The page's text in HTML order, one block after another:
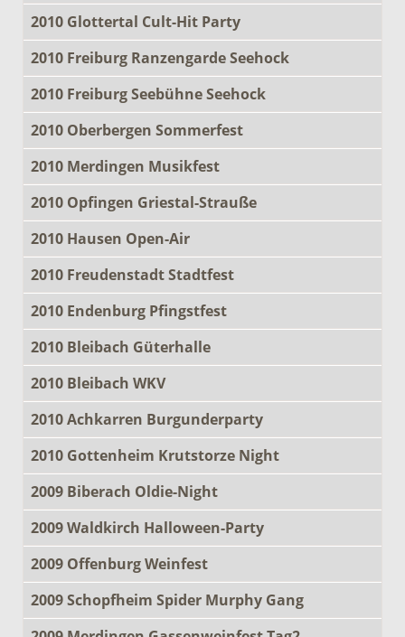
2010 Glottertal Cult-Hit Party
2010 Freiburg Ranzengarde Seehock
2010 Freiburg Seebühne Seehock
2010 Oberbergen Sommerfest
2010 Merdingen Musikfest
2010 Opfingen Griestal-Strauße
2010 Hausen Open-Air
2010 Freudenstadt Stadtfest
2010 Endenburg Pfingstfest
2010 Bleibach Güterhalle
2010 Bleibach WKV
2010 Achkarren Burgunderparty
2010 Gottenheim Krutstorze Night
2009 Biberach Oldie-Night
2009 Waldkirch Halloween-Party
2009 Offenburg Weinfest
2009 Schopfheim Spider Murphy Gang